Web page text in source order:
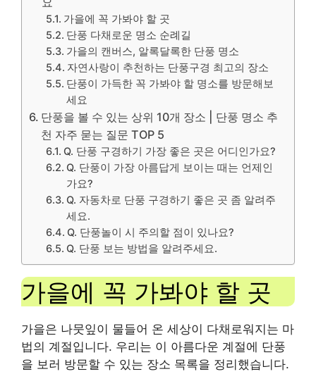
가을에 꼭 가봐야 할 곳
단풍 다채로운 명소 순례길
가을의 캔버스, 알록달록한 단풍 명소
자연사랑이 추천하는 단풍구경 최고의 장소
단풍이 가득한 꼭 가봐야 할 명소를 방문해보
세요
단풍을 볼 수 있는 상위 10개 장소 | 단풍 명소 추
천 자주 묻는 질문 TOP 5
Q. 단풍 구경하기 가장 좋은 곳은 어디인가요?
Q. 단풍이 가장 아름답게 보이는 때는 언제인
가요?
Q. 자동차로 단풍 구경하기 좋은 곳 좀 알려주
세요.
Q. 단풍놀이 시 주의할 점이 있나요?
Q. 단풍 보는 방법을 알려주세요.
가을에 꼭 가봐야 할 곳
가을은 나뭇잎이 물들어 온 세상이 다채로워지는 마
법의 계절입니다. 우리는 이 아름다운 계절에 단풍
을 보러 방문할 수 있는 장소 목록을 정리했습니다.